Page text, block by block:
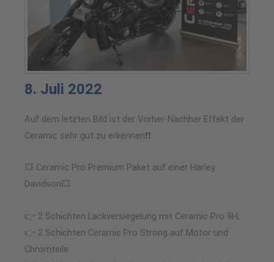
8. Juli 2022
Auf dem letzten Bild ist der Vorher-Nachher Effekt der
Ceramic sehr gut zu erkennen❗❗
💥 Ceramic Pro Premium Paket auf einer Harley
Davidson💥
👉 2 Schichten Lackversiegelung mit Ceramic Pro 9H;
👉 2 Schichten Ceramic Pro Strong auf Motor und
Chromteile